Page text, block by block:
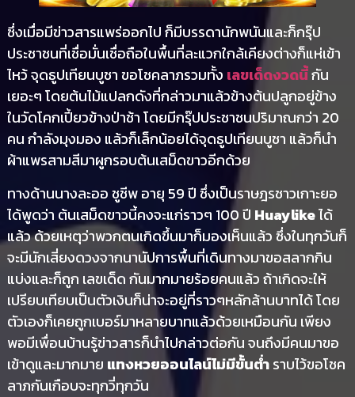
ซึ่งเมื่อมีข่าวสารแพร่ออกไป ก็มีบรรดานักพนันและก็กรุ๊ป
ประชาชนที่เชื่อมั่นเชื่อถือในพื้นที่ละแวกใกล้เคียงต่างก็แห่เข้า
ไหว้ จุดธูปเทียนบูชา ขอโชคลาภรวมทั้ง เลขเด็ดงวดนี้กัน
เยอะๆ โดยต้นไม้แปลกดังที่กล่าวมาแล้วข้างต้นปลูกอยู่ข้าง
ในวัดโคกเปี้ยวข้างป่าช้า โดยมีกรุ๊ปประชาชนปริมาณกว่า 20
คน กำลังมุงมอง แล้วก็เล็กน้อยได้จุดธูปเทียนบูชา แล้วก็นำ
ผ้าแพรสามสีมาผูกรอบต้นเสม็ดขาวอีกด้วย
ทางด้านนางละออ ชูชีพ อายุ 59 ปี ซึ่งเป็นราษฎรชาวเกาะยอ
ได้พูดว่า ต้นเสม็ดขาวนี้คงจะแก่ราวๆ 100 ปี Huaylikeได้
แล้ว ด้วยเหตุว่าพวกตนเกิดขึ้นมาก็มองเห็นแล้ว ซึ่งในทุกวันก็
จะมีนักเสี่ยงดวงจากนานัปการพื้นที่เดินทางมาขอสลากกิน
แบ่งและก็ถูก เลขเด็ด กันมากมายร้อยคนแล้ว ถ้าเกิดจะให้
เปรียบเทียบเป็นตัวเงินก็น่าจะอยู่ที่ราวๆหลักล้านบาทได้ โดย
ตัวเองก็เคยถูกเบอร์มาหลายบาทแล้วด้วยเหมือนกัน เพียง
พอมีเพื่อนบ้านรู้ข่าวสารก็นำไปกล่าวต่อกัน จนถึงมีคนมาขอ
เข้าดูและมากมาย แทงหวยออนไลน์ไม่มีขั้นต่ำราบไว้ขอโชค
ลาภกันเกือบจะทุกวี่ทุกวัน